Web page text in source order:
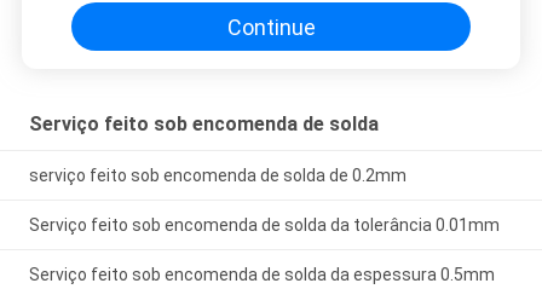
Continue
Serviço feito sob encomenda de solda
serviço feito sob encomenda de solda de 0.2mm
Serviço feito sob encomenda de solda da tolerância 0.01mm
Serviço feito sob encomenda de solda da espessura 0.5mm